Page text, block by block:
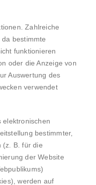
Zahlreiche
bestimmte
funktionieren
oder die Anzeige von
Auswertung des
verwendet
elektronischen
bestimmter,
(z. B. für die
der Website
werden auf